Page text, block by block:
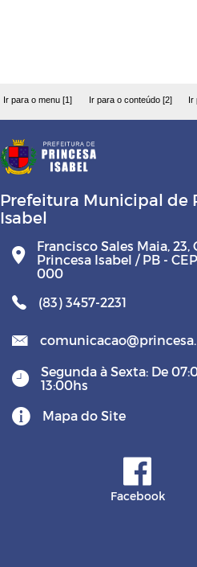
Ir para o menu [1] Ir para o conteúdo [2] Ir
Prefeitura Municipal de
Isabel
Francisco Sales Maia, 23,
Princesa Isabel / PB -
000
(83) 3457-2231
Segunda à Sexta: De
13:00hs
Mapa do Site
Facebook